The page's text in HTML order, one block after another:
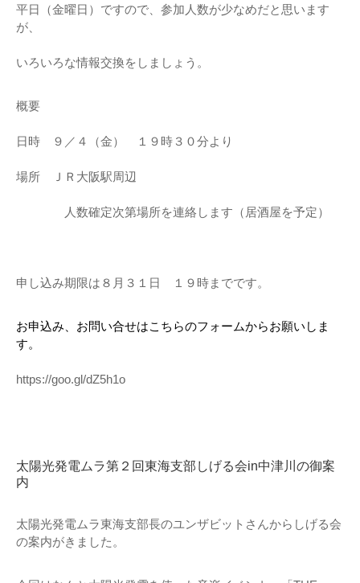
平日（金曜日）ですので、参加人数が少なめだと思います
が、
いろいろな情報交換をしましょう。
概要
日時 ９／４（金） １９時３０分より
場所 ＪＲ大阪駅周辺
人数確定次第場所を連絡します（居酒屋を予定）
申し込み期限は８月３１日 １９時までです。
お申込み、お問い合せはこちらのフォームからお願いしま
す。
https://goo.gl/dZ5h1o
太陽光発電ムラ第２回東海支部しげる会in中津川の御案
内
太陽光発電ムラ東海支部長のユンザビットさんからしげる会
の案内がきました。